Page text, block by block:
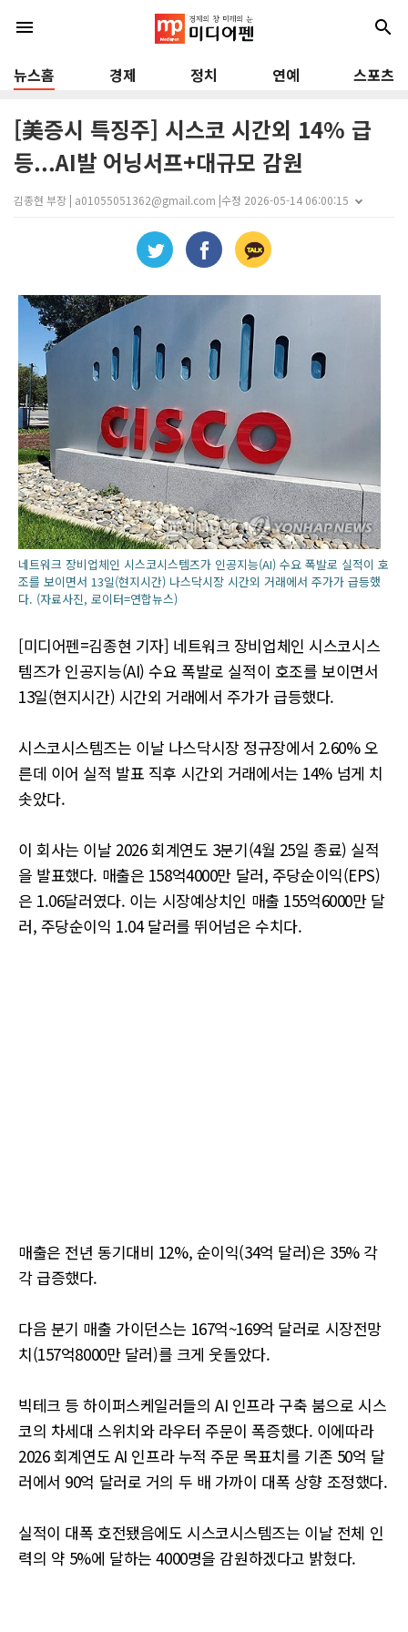
menu search
뉴스홈 경제 정치 연예 스포츠
[美증시 특징주] 시스코 시간외 14% 급
등...AI발 어닝서프+대규모 감원
김종현 부장 | a01055051362@gmail.com |수정 2026-05-14 06:00:15
네트워크 장비업체인 시스코시스템즈가 인공지능(AI) 수요 폭발로 실적이 호
조를 보이면서 13일(현지시간) 나스닥시장 시간외 거래에서 주가가 급등했
다. (자료사진, 로이터=연합뉴스)
[미디어펜=김종현 기자] 네트워크 장비업체인 시스코시스
템즈가 인공지능(AI) 수요 폭발로 실적이 호조를 보이면서
13일(현지시간) 시간외 거래에서 주가가 급등했다.
시스코시스템즈는 이날 나스닥시장 정규장에서 2.60% 오
른데 이어 실적 발표 직후 시간외 거래에서는 14% 넘게 치
솟았다.
이 회사는 이날 2026 회계연도 3분기(4월 25일 종료) 실적
을 발표했다. 매출은 158억4000만 달러, 주당순이익(EPS)
은 1.06달러였다. 이는 시장예상치인 매출 155억6000만 달
러, 주당순이익 1.04 달러를 뛰어넘은 수치다.
매출은 전년 동기대비 12%, 순이익(34억 달러)은 35% 각
각 급증했다.
다음 분기 매출 가이던스는 167억~169억 달러로 시장전망
치(157억8000만 달러)를 크게 웃돌았다.
빅테크 등 하이퍼스케일러들의 AI 인프라 구축 붐으로 시스
코의 차세대 스위치와 라우터 주문이 폭증했다. 이에따라
2026 회계연도 AI 인프라 누적 주문 목표치를 기존 50억 달
러에서 90억 달러로 거의 두 배 가까이 대폭 상향 조정했다.
실적이 대폭 호전됐음에도 시스코시스템즈는 이날 전체 인
력의 약 5%에 달하는 4000명을 감원하겠다고 밝혔다.